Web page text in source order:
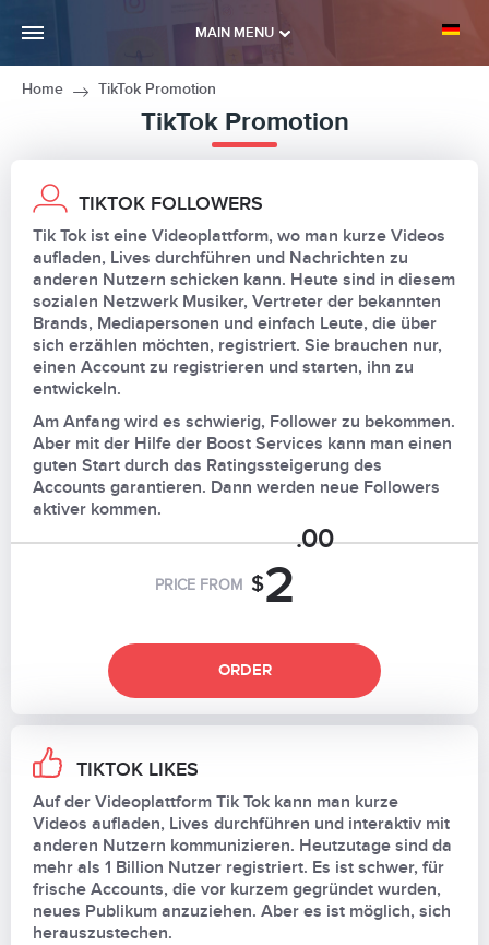
MAIN MENU
Home TikTok Promotion
TikTok Promotion
TIKTOK FOLLOWERS
Tik Tok ist eine Videoplattform, wo man kurze Videos
aufladen, Lives durchführen und Nachrichten zu
anderen Nutzern schicken kann. Heute sind in diesem
sozialen Netzwerk Musiker, Vertreter der bekannten
Brands, Mediapersonen und einfach Leute, die über
sich erzählen möchten, registriert. Sie brauchen nur,
einen Account zu registrieren und starten, ihn zu
entwickeln.
Am Anfang wird es schwierig, Follower zu bekommen.
Aber mit der Hilfe der Boost Services kann man einen
guten Start durch das Ratingssteigerung des
Accounts garantieren. Dann werden neue Followers
aktiver kommen.
PRICE FROM $2
.00
ORDER
TIKTOK LIKES
Auf der Videoplattform Tik Tok kann man kurze
Videos aufladen, Lives durchführen und interaktiv mit
anderen Nutzern kommunizieren. Heutzutage sind da
mehr als 1 Billion Nutzer registriert. Es ist schwer, für
frische Accounts, die vor kurzem gegründet wurden,
neues Publikum anzuziehen. Aber es ist möglich, sich
herauszustechen.